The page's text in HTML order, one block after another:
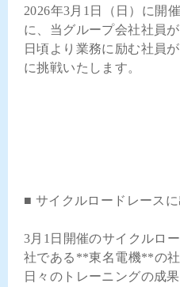
2026年3月1日（日）に開
に、当グループ会社社員
日頃より業務に励む社員
に挑戦いたします。
■ サイクルロードレース
3月1日開催のサイクルロ
社である**東名電機**の社
日々のトレーニングの成